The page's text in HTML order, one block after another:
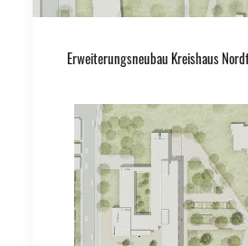
Erweiterungsneubau Kreishaus